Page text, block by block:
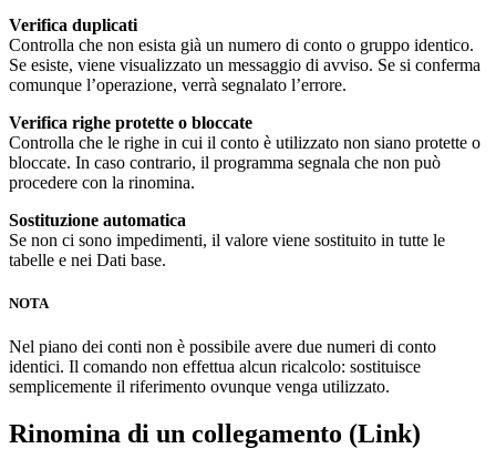
Verifica duplicati
Controlla che non esista già un numero di conto o gruppo identico.
Se esiste, viene visualizzato un messaggio di avviso. Se si conferma
comunque l’operazione, verrà segnalato l’errore.
Verifica righe protette o bloccate
Controlla che le righe in cui il conto è utilizzato non siano protette o
bloccate. In caso contrario, il programma segnala che non può
procedere con la rinomina.
Sostituzione automatica
Se non ci sono impedimenti, il valore viene sostituito in tutte le
tabelle e nei Dati base.
NOTA
Nel piano dei conti non è possibile avere due numeri di conto
identici. Il comando non effettua alcun ricalcolo: sostituisce
semplicemente il riferimento ovunque venga utilizzato.
Rinomina di un collegamento (Link)